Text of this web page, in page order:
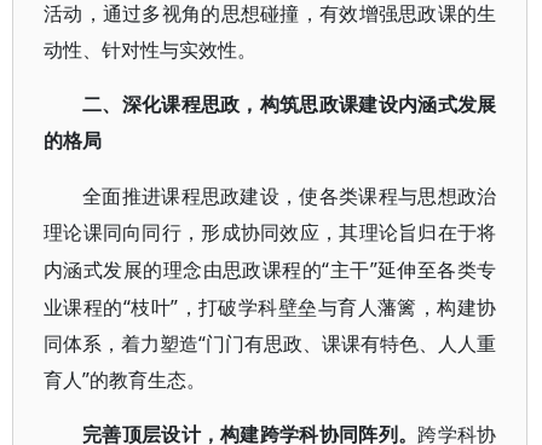
活动，通过多视角的思想碰撞，有效增强思政课的生
动性、针对性与实效性。
二、深化课程思政，构筑思政课建设内涵式发展
的格局
全面推进课程思政建设，使各类课程与思想政治
理论课同向同行，形成协同效应，其理论旨归在于将
内涵式发展的理念由思政课程的“主干”延伸至各类专
业课程的“枝叶”，打破学科壁垒与育人藩篱，构建协
同体系，着力塑造“门门有思政、课课有特色、人人重
育人”的教育生态。
完善顶层设计，构建跨学科协同阵列。 跨学科协